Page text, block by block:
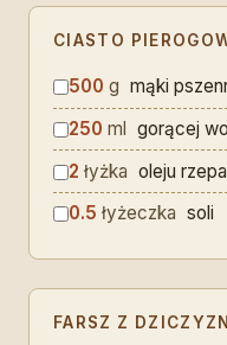
CIASTO
500 g mąki
250 ml gorącej
2 łyżka oleju
0.5 łyżeczka soli
FARSZ Z